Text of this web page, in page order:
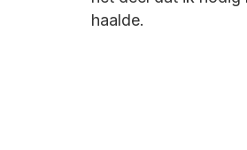
haalde.